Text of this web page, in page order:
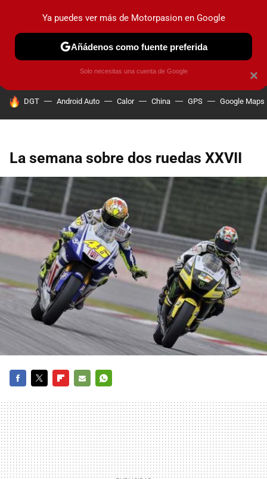
PRUEBAS COCHES ELÉCTRICOS OBSERVATORIO
HOY SE HABLA DE
DGT Android Auto Calor China GPS Google Maps
La semana sobre dos ruedas XXVII
MAIL
×
Ya puedes ver más de Motorpasion en Google
Añádenos como fuente preferida
Solo necesitas una cuenta de Google